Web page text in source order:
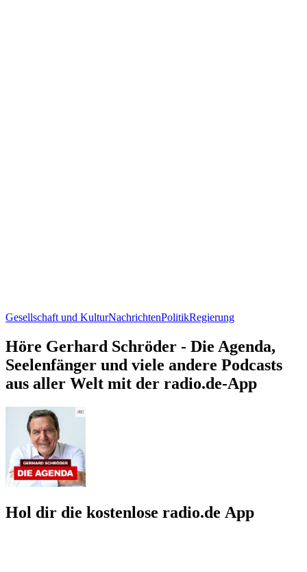
Gesellschaft und KulturNachrichtenPolitikRegierung
Höre Gerhard Schröder - Die Agenda,
Seelenfänger und viele andere Podcasts
aus aller Welt mit der radio.de-App
Hol dir die kostenlose radio.de App